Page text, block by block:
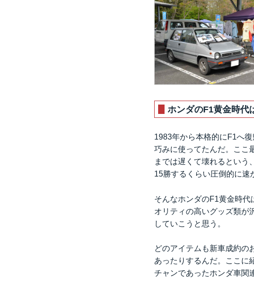
ホンダのF1黄金時代
1983年から本格的にF1へ
巧みに使ってたんだ。ここ
までは遅くて壊れるという
15勝するくらい圧倒的に速
そんなホンダのF1黄金時
オリティの高いグッズ類が
していこうと思う。
どのアイテムも新車成約の
あったりするんだ。ここに
チャンであったホンダ車関